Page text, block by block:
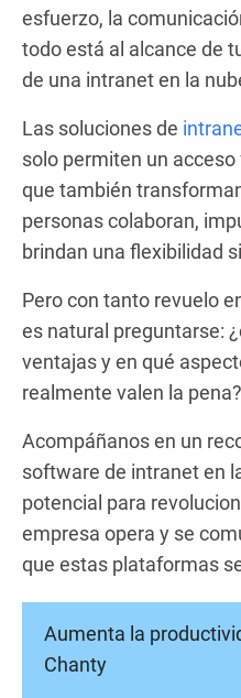
esfuerzo, la
todo está al alcance de
de una intranet en la
Las soluciones de
solo permiten un
que también
personas colaboran,
brindan una flexibilidad
Pero con tanto revuelo
es natural preguntarse:
ventajas y en qué
realmente valen la pena?
Acompáñanos en un
software de intranet en
potencial para
empresa opera y se
que estas plataformas
Aumenta la
Chanty